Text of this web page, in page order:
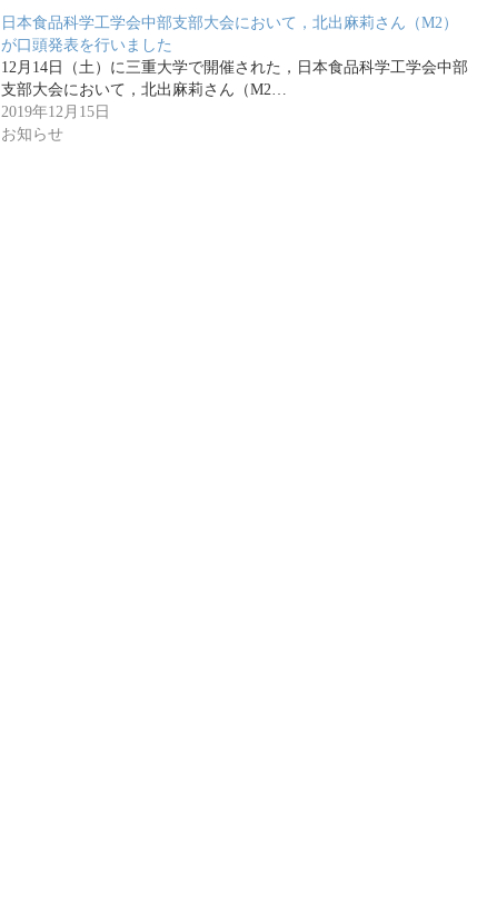
日本食品科学工学会中部支部大会において，北出麻莉さん（M2）
が口頭発表を行いました
12月14日（土）に三重大学で開催された，日本食品科学工学会中部
支部大会において，北出麻莉さん（M2…
2019年12月15日
お知らせ